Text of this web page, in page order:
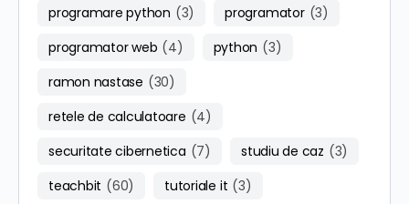
programare python (3) programator (3)
programator web (4) python (3)
ramon nastase (30)
retele de calculatoare (4)
securitate cibernetica (7) studiu de caz (3)
teachbit (60) tutoriale it (3)